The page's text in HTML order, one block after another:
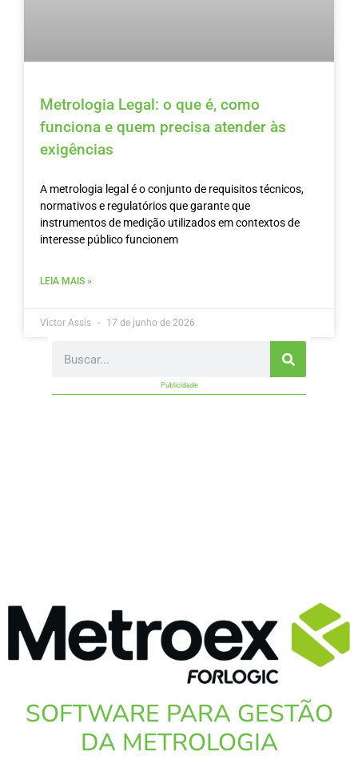
Metrologia Legal: o que é, como
funciona e quem precisa atender às
exigências
A metrologia legal é o conjunto de requisitos técnicos,
normativos e regulatórios que garante que
instrumentos de medição utilizados em contextos de
interesse público funcionem
LEIA MAIS »
Victor Assis 17 de junho de 2026
Search
Publicidade
SOFTWARE PARA GESTÃO
DA METROLOGIA